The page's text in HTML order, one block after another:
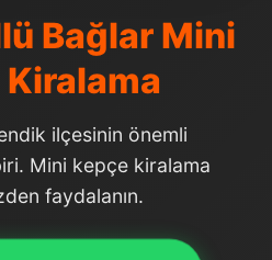
Bağlar Mini
Kiralama
ilçesinin önemli
Mini kepçe kiralama
faydalanın.